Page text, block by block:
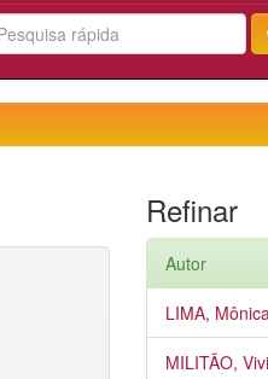
Refinar
Autor
LIMA,
MILITÃO,